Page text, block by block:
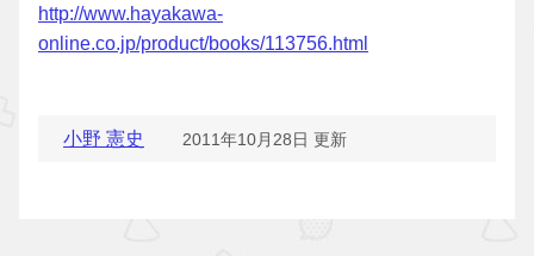
http://www.hayakawa-
online.co.jp/product/books/113756.html
小野 憲史 2011年10月28日 更新